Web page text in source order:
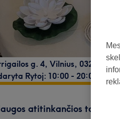
g. 4, Vilnius, 03222
Rytoj: 10:00 - 20:00
atitinkančios tavo